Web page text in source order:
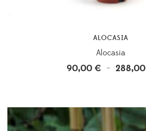
ALOCASIA
Alocasia
90,00 € – 288,00